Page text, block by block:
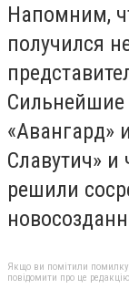
Напомним,
получился
«Авангард»
Славутич»
решили
Якщо ви помітили помилку,
повідомити про це редакцію